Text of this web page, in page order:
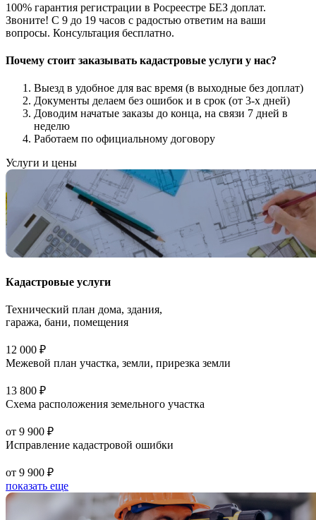
100% гарантия регистрации в Росреестре БЕЗ доплат.
Звоните! С 9 до 19 часов с радостью ответим на ваши
вопросы. Консультация бесплатно.
Почему стоит заказывать кадастровые услуги у нас?
Выезд в удобное для вас время (в выходные без доплат)
Документы делаем без ошибок и в срок (от 3-х дней)
Доводим начатые заказы до конца, на связи 7 дней в
неделю
Работаем по официальному договору
Услуги и цены
Кадастровые услуги
Технический план дома, здания,
гаража, бани, помещения
12 000 ₽
Межевой план участка, земли, прирезка земли
13 800 ₽
Схема расположения земельного участка
от 9 900 ₽
Исправление кадастровой ошибки
от 9 900 ₽
показать еще